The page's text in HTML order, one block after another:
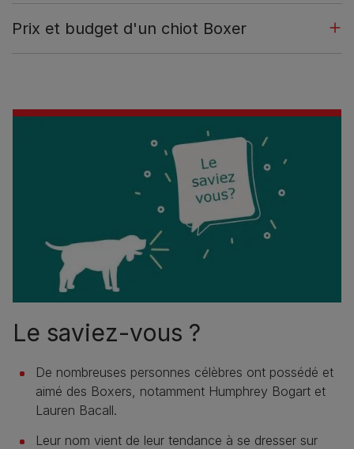
Prix et budget d'un chiot Boxer
Le saviez-vous ?
De nombreuses personnes célèbres ont possédé et
aimé des Boxers, notamment Humphrey Bogart et
Lauren Bacall.
Leur nom vient de leur tendance à se dresser sur